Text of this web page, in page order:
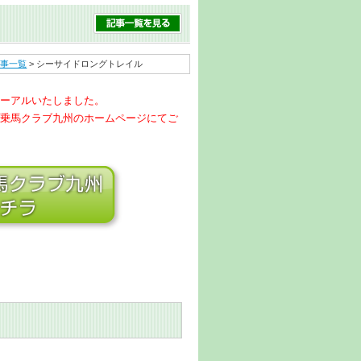
一覧 > シーサイドロングトレイル
アルいたしました。
馬クラブ九州のホームページにてご